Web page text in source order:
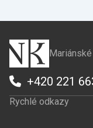
+420 221
Rychlé odkazy